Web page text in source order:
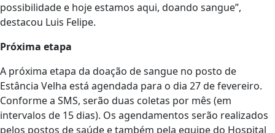
possibilidade e hoje estamos aqui, doando sangue”,
destacou Luis Felipe.
Próxima etapa
A próxima etapa da doação de sangue no posto de
Estância Velha está agendada para o dia 27 de fevereiro.
Conforme a SMS, serão duas coletas por mês (em
intervalos de 15 dias). Os agendamentos serão realizados
pelos postos de saúde e também pela equipe do Hospital